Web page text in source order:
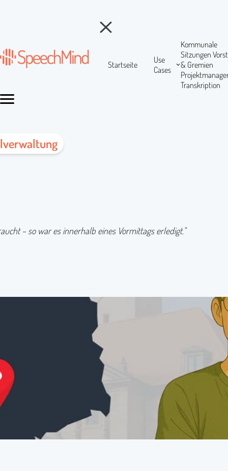
Startseite
Use
Cases
Kommunale
Sitzungen
& Gremien
Transkription
– so war es innerhalb eines Vormittags erledigt."